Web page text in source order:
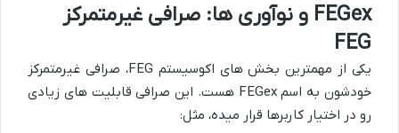
FEGex و نوآوری ها: صرافی غیرمتمرکز
FEG
یکی از مهمترین بخش های اکوسیستم FEG، صرافی غیرمتمرکز
خودشون به اسم FEGex هست. این صرافی قابلیت های زیادی
رو در اختیار کاربرها قرار میده، مثل: